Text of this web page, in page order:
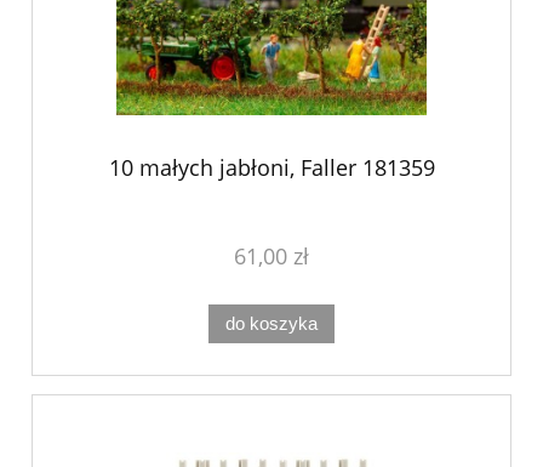
10 małych jabłoni, Faller 181359
61,00 zł
do koszyka